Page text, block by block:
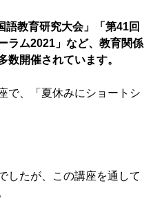
語教育研究大会」「第41回
ラム2021」など、教育関係
開催されています。
で、「夏休みにショートシ
したが、この講座を通して